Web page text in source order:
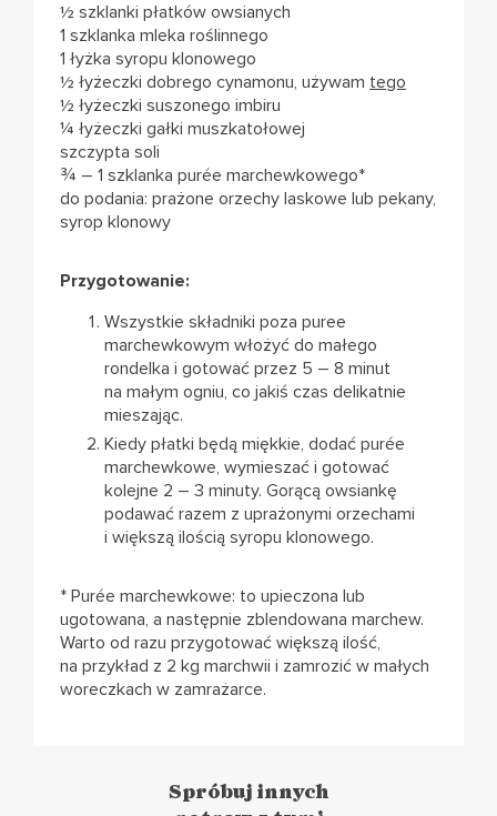
½ szklanki płatków owsianych
1 szklanka mleka roślinnego
1 łyżka syropu klonowego
½ łyżeczki dobrego cynamonu, używam tego
½ łyżeczki suszonego imbiru
¼ łyżeczki gałki muszkatołowej
szczypta soli
¾ – 1 szklanka purée marchewkowego*
do podania: prażone orzechy laskowe lub pekany,
syrop klonowy
Przygotowanie:
Wszystkie składniki poza puree
marchewkowym włożyć do małego
rondelka i gotować przez 5 – 8 minut
na małym ogniu, co jakiś czas delikatnie
mieszając.
Kiedy płatki będą miękkie, dodać purée
marchewkowe, wymieszać i gotować
kolejne 2 – 3 minuty. Gorącą owsiankę
podawać razem z uprażonymi orzechami
i większą ilością syropu klonowego.
* Purée marchewkowe: to upieczona lub
ugotowana, a następnie zblendowana marchew.
Warto od razu przygotować większą ilość,
na przykład z 2 kg marchwii i zamrozić w małych
woreczkach w zamrażarce.
Spróbuj innych